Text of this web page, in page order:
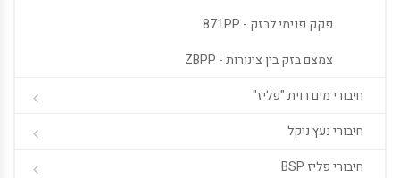
פקק פנימי לבזק - 871PP
צמצם בזק בין צינורות - ZBPP
חיבורי מים רוית "פליז"
חיבורי נעץ ניקל
חיבורי פליז BSP